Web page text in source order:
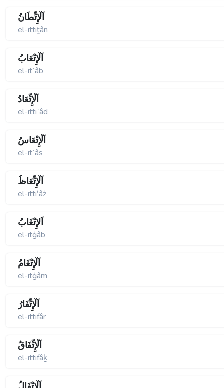
اَلْإِتِّطَانُ
el-ittiṯân
اَلْإِتْعَابُ
el-itʹâb
اَلْإِتِّعَادُ
el-ittiʹâd
اَلْإِتْعَاسُ
el-itʹâs
اَلْإِتِّعَاظُ
el-ittiʹâż
اَلإِتْغَابُ
el-itġâb
اَلْإِتْغَامُ
el-itġâm
اَلْإِتِّفَارُ
el-ittifâr
اَلْإِتِّفَاقُ
el-ittifâḵ